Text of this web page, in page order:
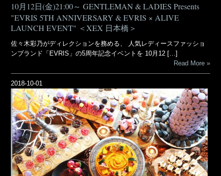
10月12日(金)21:00～ GENTLEMAN & LADIES Presents
"EVRIS 5TH ANNIVERSARY & EVRIS × ALIVE
LAUNCH EVENT" ＜XEX 日本橋＞
佐々木彩乃がディレクションを務める、 人気レディースファッショ
ンブランド「EVRIS」の5周年記念イベントを 10月12 […]
Read More
2018-10-01